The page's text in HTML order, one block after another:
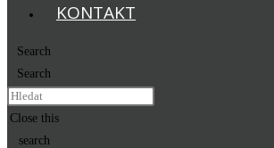
KONTAKT
Search
Search
Close this
search